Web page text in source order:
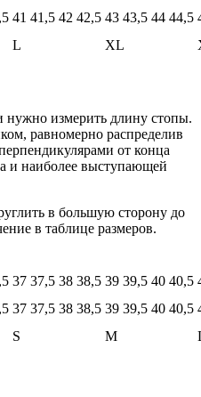
41 41,5 42 42,5 43 43,5 44 44,5
L XL
нужно измерить длину стопы.
равномерно распределив
от конца
и наиболее выступающей
в большую сторону до
в таблице размеров.
37 37,5 38 38,5 39 39,5 40 40,5
37 37,5 38 38,5 39 39,5 40 40,5
S M